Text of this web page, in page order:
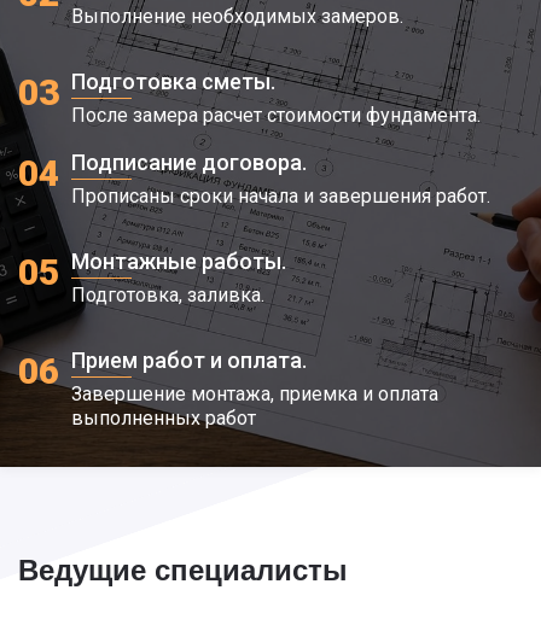
Выполнение необходимых замеров.
03 Подготовка сметы.
После замера расчет стоимости фундамента.
04 Подписание договора.
Прописаны сроки начала и завершения работ.
05 Монтажные работы.
Подготовка, заливка.
06 Прием работ и оплата.
Завершение монтажа, приемка и оплата
выполненных работ
Ведущие специалисты